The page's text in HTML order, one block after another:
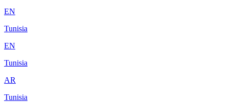
EN
Tunisia
EN
Tunisia
AR
Tunisia